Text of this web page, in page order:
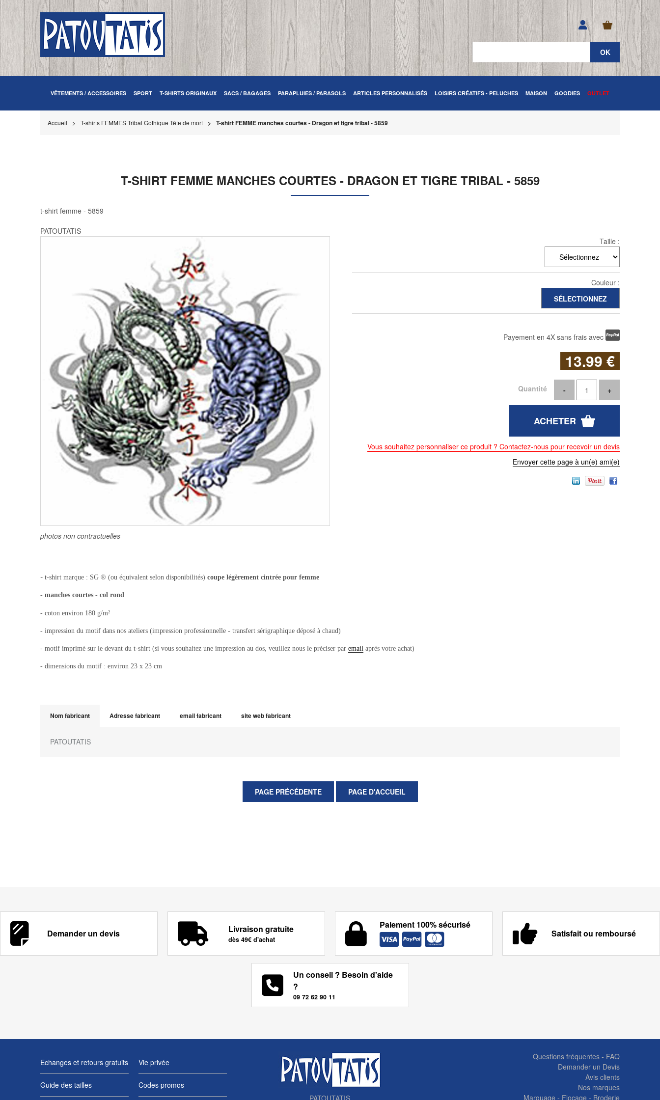
VÊTEMENTS / ACCESSOIRES SPORT T-SHIRTS ORIGINAUX SACS / BAGAGES PARAPLUIES / PARASOLS ARTICLES PERSONNALISÉS LOISIRS CRÉATIFS - PELUCHES MAISON GOODIES OUTLET
Accueil T-shirts FEMMES Tribal Gothique Tête de mort T-shirt FEMME manches courtes - Dragon et tigre tribal - 5859
T-SHIRT FEMME MANCHES COURTES - DRAGON ET TIGRE TRIBAL - 5859
t-shirt femme - 5859
PATOUTATIS
photos non contractuelles
Taille :
Couleur :
Payement en 4X sans frais avec
13.99 €
Quantité
Vous souhaitez personnaliser ce produit ? Contactez-nous pour recevoir un devis
Envoyer cette page à un(e) ami(e)
- t-shirt marque : SG ® (ou équivalent selon disponibilités) coupe légèrement cintrée pour femme
- manches courtes - col rond
- coton environ 180 g/m²
- impression du motif dans nos ateliers (impression professionnelle - transfert sérigraphique déposé à chaud)
- motif imprimé sur le devant du t-shirt (si vous souhaitez une impression au dos, veuillez nous le préciser par email après votre achat)
- dimensions du motif : environ 23 x 23 cm
Nom fabricant Adresse fabricant email fabricant site web fabricant
PATOUTATIS
Demander un devis Livraison gratuite
dès 49€ d'achat
Paiement 100% sécurisé
Satisfait ou remboursé
Un conseil ? Besoin d'aide
?
09 72 62 90 11
Echanges et retours gratuits Vie privée
Guide des tailles
Codes promos
PATOUTATIS
Questions fréquentes - FAQ
Demander un Devis
Avis clients
Nos marques
Marquage - Flocage - Broderie